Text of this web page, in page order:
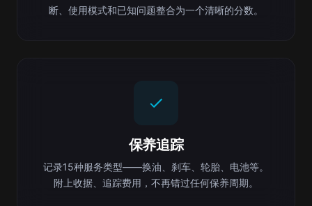
断、使用模式和已知问题整合为一个清晰的分数。
保养追踪
记录15种服务类型——换油、刹车、轮胎、电池等。
附上收据、追踪费用，不再错过任何保养周期。